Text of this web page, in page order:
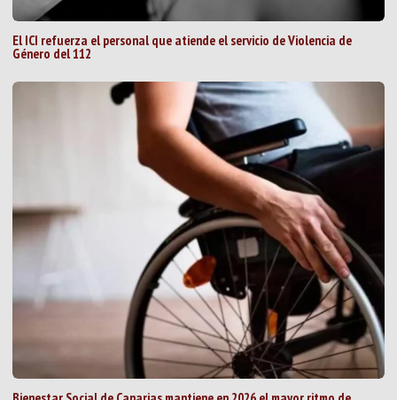
El ICI refuerza el personal que atiende el servicio de Violencia de
Género del 112